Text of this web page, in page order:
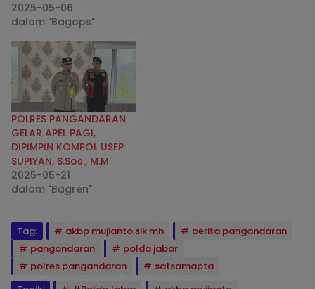
2025-05-06
dalam "Bagops"
POLRES PANGANDARAN
GELAR APEL PAGI,
DIPIMPIN KOMPOL USEP
SUPIYAN, S.Sos., M.M
2025-05-21
dalam "Bagren"
Tag: akbp mujianto sik mh
berita pangandaran
pangandaran
polda jabar
polres pangandaran
satsamapta